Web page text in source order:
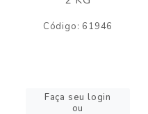
Código: 61946
Faça seu login
ou